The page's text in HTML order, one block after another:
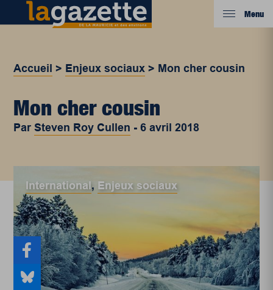
Menu
Accueil > Enjeux sociaux > Mon cher cousin
Mon cher cousin
ParSteven Roy Cullen -6 avril 2018
International , Enjeux sociaux